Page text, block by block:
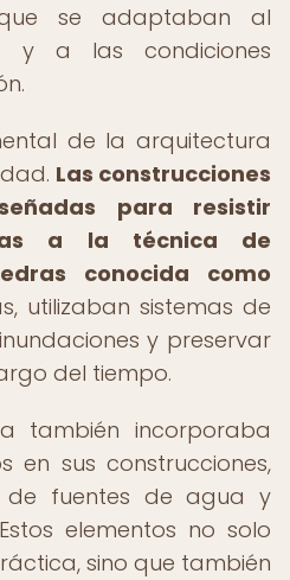
que se adaptaban al
y a las condiciones
de la arquitectura
Las construcciones
para resistir
a la técnica de
conocida como
utilizaban sistemas de
y preservar
del tiempo.
también incorporaba
en sus construcciones,
de fuentes de agua y
elementos no solo
sino que también